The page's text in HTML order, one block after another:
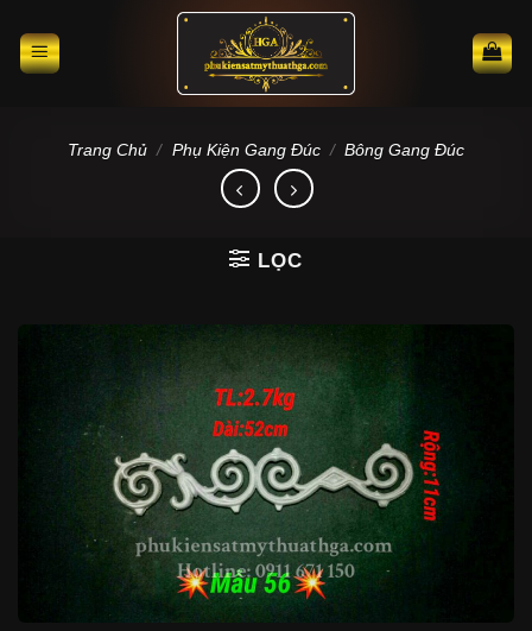
content
Trang Chủ / Phụ Kiện Gang Đúc / Bông Gang Đúc
LỌC